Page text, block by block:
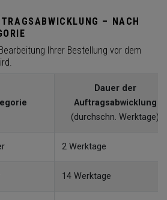
– NACH
Ihrer Bestellung vor dem
Dauer der
Auftragsabwicklung
(durchschn. Werktage)
2 Werktage
14 Werktage